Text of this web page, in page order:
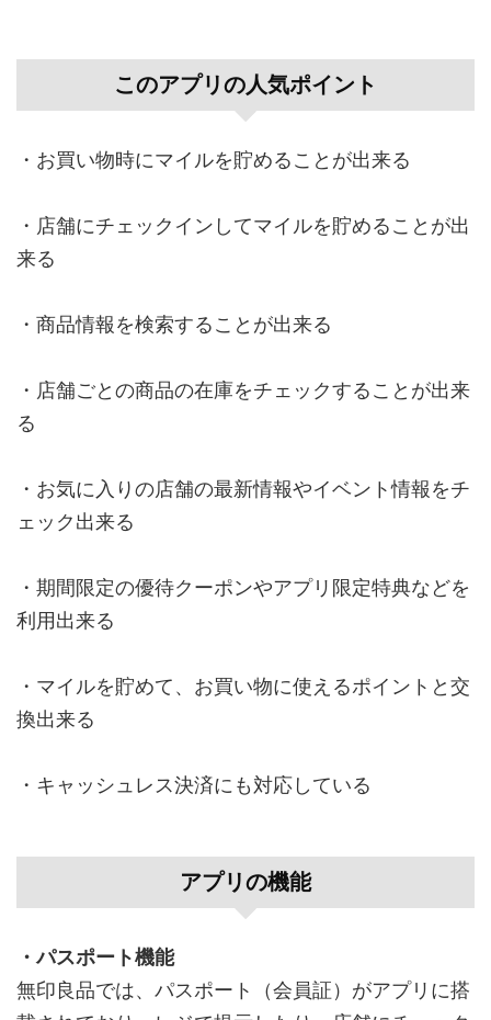
このアプリの人気ポイント
・お買い物時にマイルを貯めることが出来る
・店舗にチェックインしてマイルを貯めることが出
来る
・商品情報を検索することが出来る
・店舗ごとの商品の在庫をチェックすることが出来
る
・お気に入りの店舗の最新情報やイベント情報をチ
ェック出来る
・期間限定の優待クーポンやアプリ限定特典などを
利用出来る
・マイルを貯めて、お買い物に使えるポイントと交
換出来る
・キャッシュレス決済にも対応している
アプリの機能
・パスポート機能
無印良品では、パスポート（会員証）がアプリに搭